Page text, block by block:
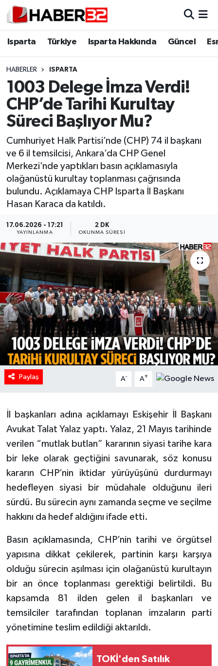
Isparta Türkiye Isparta Hakkında Güncel
HABERLER ISPARTA
1003 Delege İmza Verdi!
CHP’de Tarihi Kurultay
Süreci Başlıyor Mu?
Cumhuriyet Halk Partisi’nde (CHP) 74 il başkanı
ve 6 il temsilcisi, Ankara’da CHP Genel
Merkezi’nde yaptıkları basın açıklamasıyla
olağanüstü kurultay toplanması çağrısında
bulundu. Açıklamaya CHP Isparta İl Başkanı
Hasan Karaca da katıldı.
17.06.2026 - 17:21
YAYINLANMA
2 DK
OKUNMA SÜRESI
Paylaş A- A+
İl başkanları adına açıklamayı Eskişehir İl Başkanı
Avukat Talat Yalaz yaptı. Yalaz, 21 Mayıs tarihinde
verilen “mutlak butlan” kararının siyasi tarihe kara
bir leke olarak geçtiğini savunarak, söz konusu
kararın CHP’nin iktidar yürüyüşünü durdurmayı
hedefleyen siyasi bir müdahale olduğunu ileri
sürdü. Bu sürecin aynı zamanda seçme ve seçilme
hakkını da hedef aldığını ifade etti.
Basın açıklamasında, CHP’nin tarihi ve örgütsel
yapısına dikkat çekilerek, partinin karşı karşıya
olduğu sürecin aşılması için olağanüstü kurultayın
bir an önce toplanması gerektiği belirtildi. Bu
kapsamda 81 ilden gelen il başkanları ve
temsilciler tarafından toplanan imzaların parti
yönetimine teslim edildiği aktarıldı.
TOKİ'den Satılık
Isparta
Esnaf Diyor ki;
ASAYİŞ
BİLİM VE TEKNOLOJİ
EĞİTİM
GENEL
HABERDE İNSAN
İlginç
KÜLTÜR SANAT
MAGAZİN
Oyun
POLİTİKA
RESMİ İLANLAR
SAĞLIK
Spor
Tarihi Yapılarımız
Teknoloji
İletişim
Künye
Isparta Nöbetçi Eczaneler
Isparta Trafik Yoğunluk Haritası
Süper Lig Puan Durumu ve Fikstür
Tüm Manşetler
Son Dakika Haberleri
Haber Arşivi